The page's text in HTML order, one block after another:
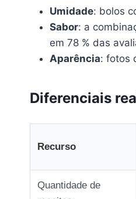
Umidade: bolos
Sabor: a
em 78 % das
Aparência: fotos
Diferenciais
Recurso
Quantidade de